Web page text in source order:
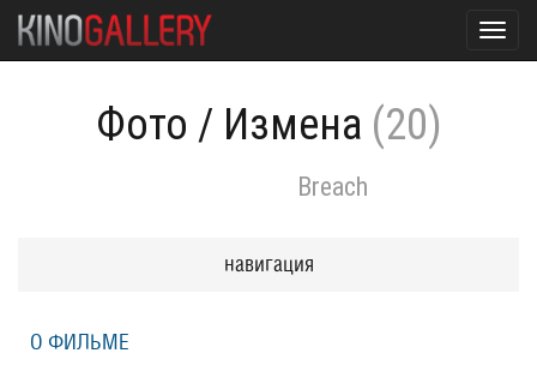
Фото / Измена (20)
Breach
навигация
О ФИЛЬМЕ